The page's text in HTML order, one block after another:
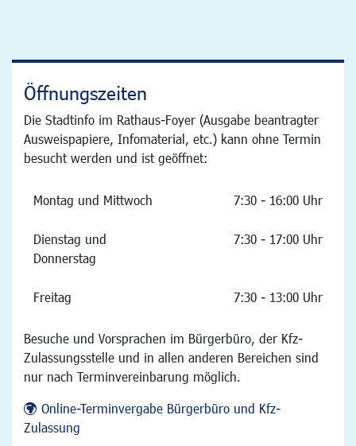
Öffnungszeiten
Die Stadtinfo im Rathaus-Foyer (Ausgabe beantragter
Ausweispapiere, Infomaterial, etc.) kann ohne Termin
besucht werden und ist geöffnet:
Montag und Mittwoch 7:30 - 16:00 Uhr
Dienstag und
Donnerstag
7:30 - 17:00 Uhr
Freitag 7:30 - 13:00 Uhr
Besuche und Vorsprachen im Bürgerbüro, der Kfz-
Zulassungsstelle und in allen anderen Bereichen sind
nur nach Terminvereinbarung möglich.
Online-Terminvergabe Bürgerbüro und Kfz-
Zulassung